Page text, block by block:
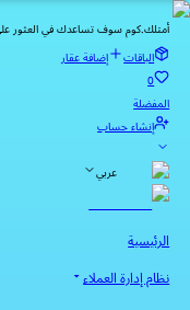
أمتلك.كوم سوف تساعدك في العثور
الباقات
إضافة عقار
0
المفضلة
إنشاء حساب
عربي
الرئيسية
نظام إدارة العملاء